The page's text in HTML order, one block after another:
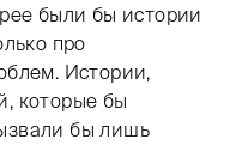
были бы истории
про
Истории,
которые бы
бы лишь